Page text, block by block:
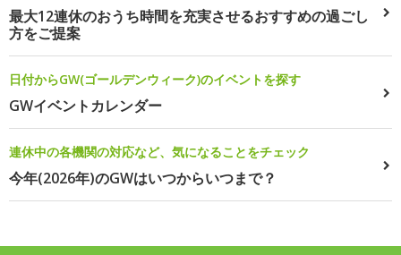
最大12連休のおうち時間を充実させるおすすめの過ごし
方をご提案
日付からGW(ゴールデンウィーク)のイベントを探す
GWイベントカレンダー
連休中の各機関の対応など、気になることをチェック
今年(2026年)のGWはいつからいつまで？